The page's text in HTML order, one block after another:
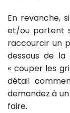
En revanche,
et/ou partent
raccourcir un
dessous de
« couper les
détail
demandez à
faire.